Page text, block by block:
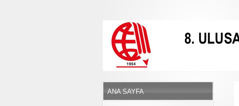
ANA SAYFA